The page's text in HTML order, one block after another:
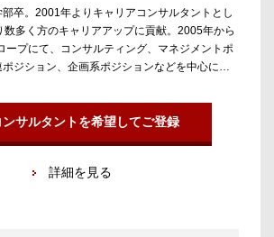
卒。2001年よりキャリアコンサルタントとし
多く方のキャリアアップに貢献。2005年から
ープにて、コンサルティング、マネジメントポ
ジション、企画系ポジションなどを中心に幅
ァーム全般（戦略・総合・シンクタンク・財
、ITなど）、ファンド（投資担当、ポートフォ
ンサルタントを希望してご登録
詳細を見る